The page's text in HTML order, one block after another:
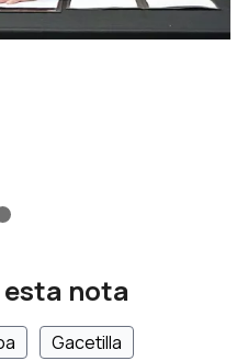
esta nota
Gacetilla